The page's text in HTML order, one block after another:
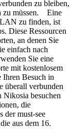
zu bleiben,
zu müssen. Eine
zu finden, ist
Diese Ressourcen
an denen Sie
einfach nach
Sie eine
mit kostenlosem
Besuch in
überall verbunden
besuchen
die
der must-see
aus dem 16.